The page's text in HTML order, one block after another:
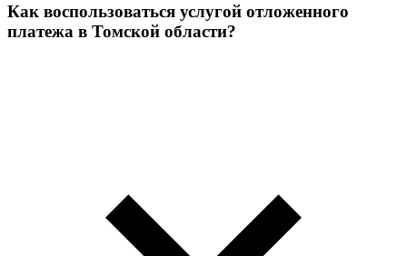
Как воспользоваться услугой отложенного
платежа в Томской области?